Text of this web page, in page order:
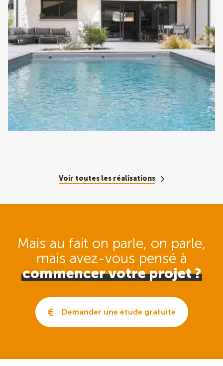
Voir toutes les réalisations
Mais au fait on parle, on parle,
mais avez-vous pensé à
commencer votre projet ?
Demander une étude gratuite